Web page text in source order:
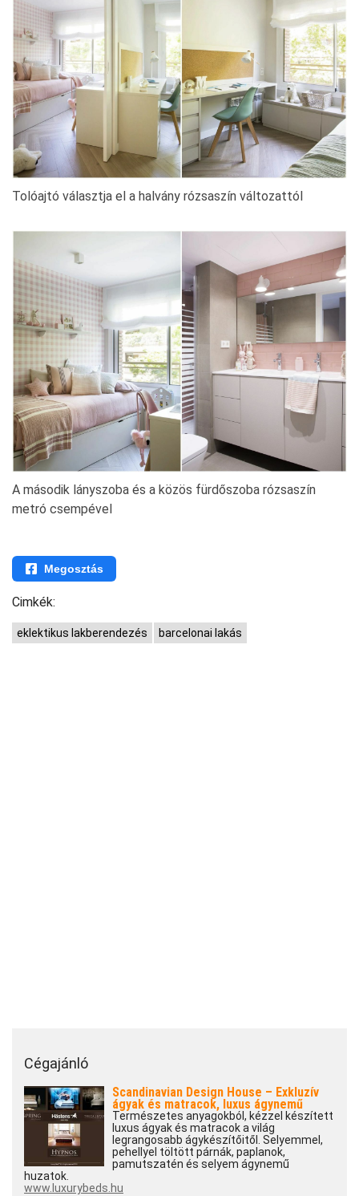
Tolóajtó választja el a halvány rózsaszín változattól
A második lányszoba és a közös fürdőszoba rózsaszín
metró csempével
Megosztás
Cimkék:
eklektikus lakberendezés barcelonai lakás
Cégajánló
Scandinavian Design House – Exkluzív
ágyak és matracok, luxus ágynemű
Természetes anyagokból, kézzel készített
luxus ágyak és matracok a világ
legrangosabb ágykészítőitől. Selyemmel,
pehellyel töltött párnák, paplanok,
pamutszatén és selyem ágynemű
huzatok.
www.luxurybeds.hu